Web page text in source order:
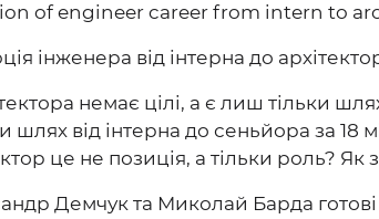
of engineer career from intern to
інженера від інтерна до
немає цілі, а є лиш тільки
шлях від інтерна до сеньйора за 18
це не позиція, а тільки роль?
Демчук та Миколай Барда готові